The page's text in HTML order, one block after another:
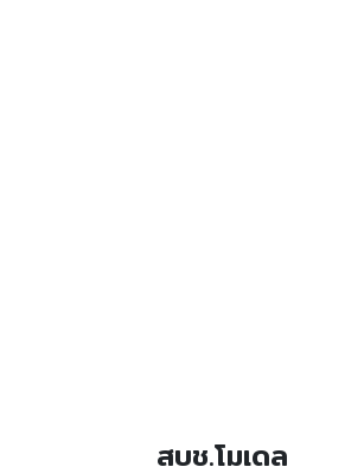
สบช.โมเดล